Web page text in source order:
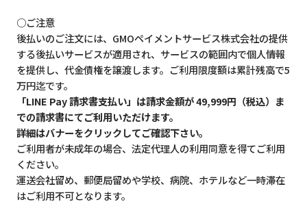
○ご注意
後払いのご注文には、GMOペイメントサービス株式会社の提供
する後払いサービスが適用され、サービスの範囲内で個人情報
を提供し、代金債権を譲渡します。ご利用限度額は累計残高で5
万円迄です。
「LINE Pay 請求書支払い」は請求金額が 49,999円（税込）ま
での請求書にてご利用いただけます。
詳細はバナーをクリックしてご確認下さい。
ご利用者が未成年の場合、法定代理人の利用同意を得てご利用
ください。
運送会社留め、郵便局留めや学校、病院、ホテルなど一時滞在
はご利用不可となります。